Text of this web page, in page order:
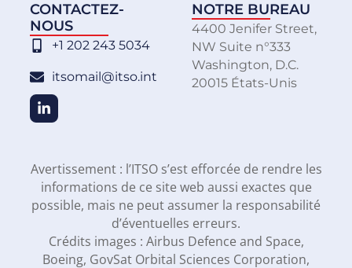
CONTACTEZ-
NOUS
+1 202 243 5034
itsomail@itso.int
NOTRE BUREAU
4400 Jenifer Street,
NW Suite n°333
Washington, D.C.
20015 États-Unis
Avertissement : l’ITSO s’est efforcée de rendre les
informations de ce site web aussi exactes que
possible, mais ne peut assumer la responsabilité
d’éventuelles erreurs.
Crédits images : Airbus Defence and Space,
Boeing, GovSat Orbital Sciences Corporation,